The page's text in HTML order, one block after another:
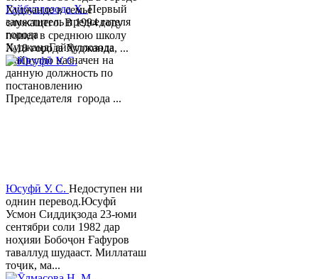
Гайбуллозода Х.Первый
заместитель председателя
города
ХуджандГайбуллозода
Хайрулло назначен на
данную должность по
постановлению
Председателя города ...
Худжанде в семье
служащего. В 1994 году
пошел в среднюю школу
№18 города Худжанда, ...
Юсуфӣ У. C. Недоступен ни
однин перевод.Юсуфӣ
Усмон Сиддиқзода 23-юми
сентябри соли 1982 дар
ноҳияи Бобоҷон Ғафуров
таваллуд шудааст. Миллаташ
тоҷик, ма...